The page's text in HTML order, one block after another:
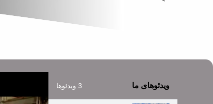
ویدئوهای ما 3 ویدئوها